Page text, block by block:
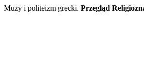
Muzy i politeizm grecki. Przegląd